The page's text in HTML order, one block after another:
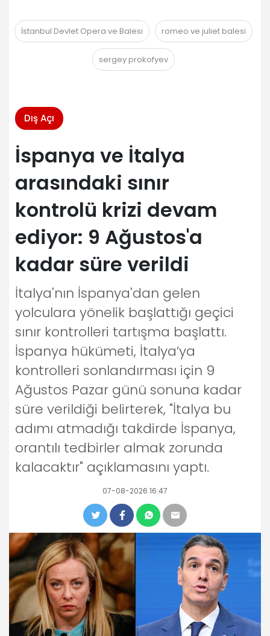
İstanbul Devlet Opera ve Balesi romeo ve juliet balesi
sergey prokofyev
Dış Açı
İspanya ve İtalya
arasındaki sınır
kontrolü krizi devam
ediyor: 9 Ağustos'a
kadar süre verildi
İtalya'nın İspanya'dan gelen
yolculara yönelik başlattığı geçici
sınır kontrolleri tartışma başlattı.
İspanya hükümeti, İtalya’ya
kontrolleri sonlandırması için 9
Ağustos Pazar günü sonuna kadar
süre verildiği belirterek, "İtalya bu
adımı atmadığı takdirde İspanya,
orantılı tedbirler almak zorunda
kalacaktır" açıklamasını yaptı.
07-08-2026 16:47